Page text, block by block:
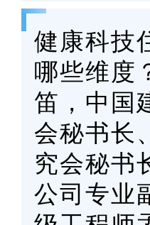
健康科技
哪些维度
笛，中国
会秘书长
究会秘书
公司专业